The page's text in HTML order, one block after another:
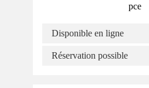
pce
Disponible en ligne
Réservation possible